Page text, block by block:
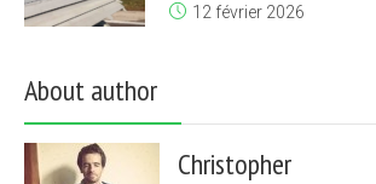
12 février 2026
About author
Christopher